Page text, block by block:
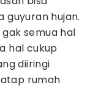
guyuran hujan.
semua hal
hal cukup
diiringi
rumah